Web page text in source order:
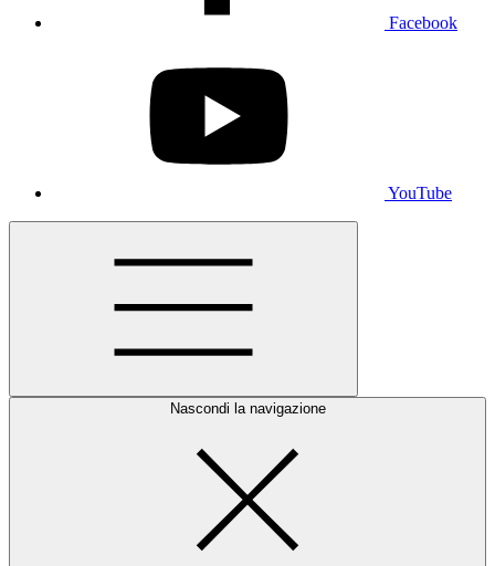
Facebook
YouTube
Nascondi la navigazione